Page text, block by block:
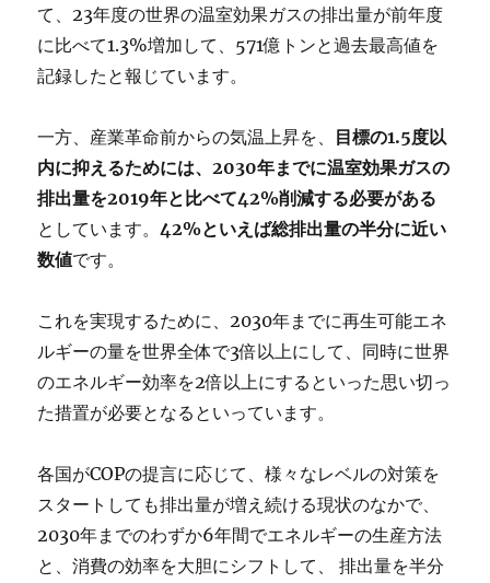
て、23年度の世界の温室効果ガスの排出量が前年度
に比べて1.3%増加して、571億トンと過去最高値を
記録したと報じています。
一方、産業革命前からの気温上昇を、 目標の1.5度以
内に抑えるためには、2030年までに温室効果ガスの
排出量を2019年と比べて42%削減する必要がある
としています。42%といえば総排出量の半分に近い
数値です。
これを実現するために、2030年までに再生可能エネ
ルギーの量を世界全体で3倍以上にして、同時に世界
のエネルギー効率を2倍以上にするといった思い切っ
た措置が必要となるといっています。
各国がCOPの提言に応じて、様々なレベルの対策を
スタートしても排出量が増え続ける現状のなかで、
2030年までのわずか6年間でエネルギーの生産方法
と、消費の効率を大胆にシフトして、 排出量を半分